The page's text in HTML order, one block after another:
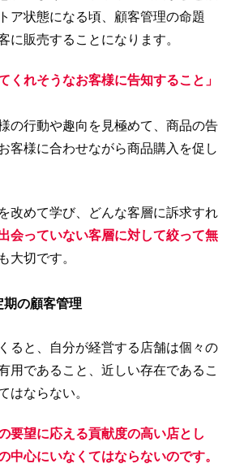
ア状態になる頃、顧客管理の命題
に販売することになります。
くれそうなお客様に告知すること」
の行動や趣向を見極めて、商品の告
客様に合わせながら商品購入を促し
改めて学び、どんな客層に訴求すれ
会っていない客層に対して絞って無
大切です。
の顧客管理
ると、自分が経営する店舗は個々の
用であること、近しい存在であるこ
はならない。
要望に応える貢献度の高い店とし
中心にいなくてはならないのです。